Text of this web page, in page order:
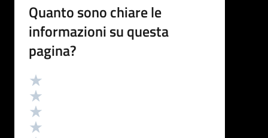
Quanto sono chiare le
informazioni su questa
pagina?
Valutazione